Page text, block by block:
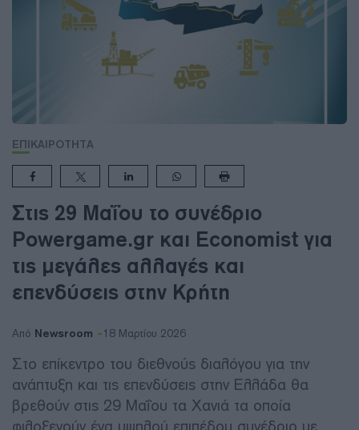
ΕΠΙΚΑΙΡΟΤΗΤΑ
Στις 29 Μαΐου το συνέδριο
Powergame.gr και Economist για
τις μεγάλες αλλαγές και
επενδύσεις στην Κρήτη
Από Newsroom 18 Μαρτίου 2026
Στο επίκεντρο του διεθνούς διαλόγου για την
ανάπτυξη και τις επενδύσεις στην Ελλάδα θα
βρεθούν στις 29 Μαΐου τα Χανιά τα οποία
φιλοξενούν ένα υψηλού επιπέδου συνέδριο με